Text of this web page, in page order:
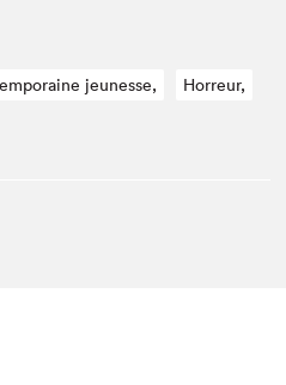
jeunesse,
Horreur,